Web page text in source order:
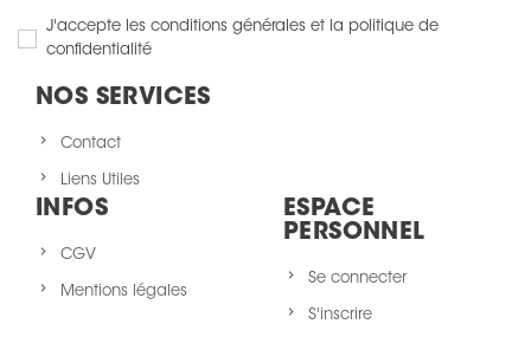
J'accepte les conditions générales et la politique de
confidentialité
NOS SERVICES
Contact
Liens Utiles
INFOS
CGV
Mentions légales
ESPACE
PERSONNEL
Se connecter
S'inscrire